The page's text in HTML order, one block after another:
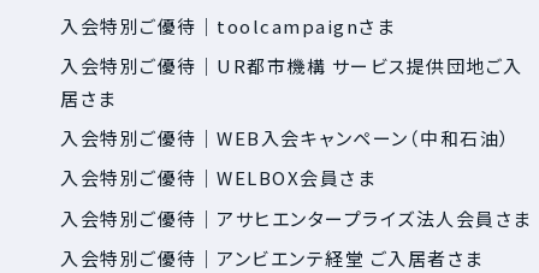
入会特別ご優待｜toolcampaignさま
入会特別ご優待｜UR都市機構 サービス提供団地ご入
居さま
入会特別ご優待｜WEB入会キャンペーン（中和石油）
入会特別ご優待｜WELBOX会員さま
入会特別ご優待｜アサヒエンタープライズ法人会員さま
入会特別ご優待｜アンビエンテ経堂 ご入居者さま